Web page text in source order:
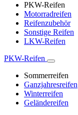
PKW-Reifen
Motorradreifen
Reifenzubehör
Sonstige Reifen
LKW-Reifen
PKW-Reifen
Sommerreifen
Ganzjahresreifen
Winterreifen
Geländereifen